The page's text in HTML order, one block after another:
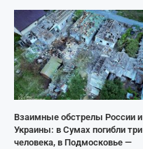
Взаимные обстрелы России и
Украины: в Сумах погибли три
человека, в Подмосковье —